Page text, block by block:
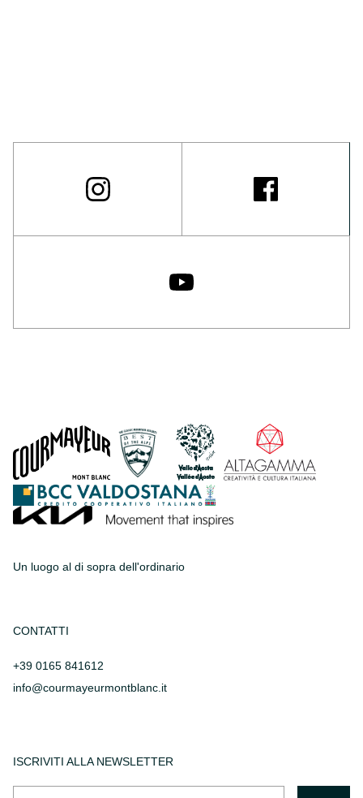
Un luogo al di sopra dell'ordinario
CONTATTI
+39 0165 841612
info@courmayeurmontblanc.it
ISCRIVITI ALLA NEWSLETTER